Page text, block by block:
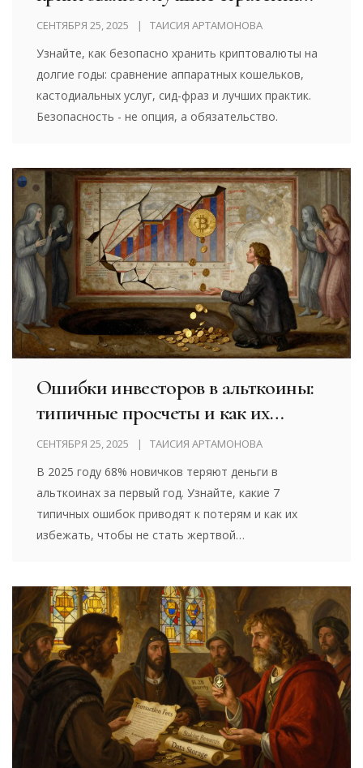
безопасного custody в 2025 году
СЕНТЯБРЯ 25, 2025 ТАИСИЯ АРТАМОНОВА
Узнайте, как безопасно хранить криптовалюты на
долгие годы: сравнение аппаратных кошельков,
кастодиальных услуг, сид-фраз и лучших практик.
Безопасность - не опция, а обязательство.
Ошибки инвесторов в альткоины:
типичные просчеты и как их
избежать в 2025 году
СЕНТЯБРЯ 25, 2025 ТАИСИЯ АРТАМОНОВА
В 2025 году 68% новичков теряют деньги в
альткоинах за первый год. Узнайте, какие 7
типичных ошибок приводят к потерям и как их
избежать, чтобы не стать жертвой